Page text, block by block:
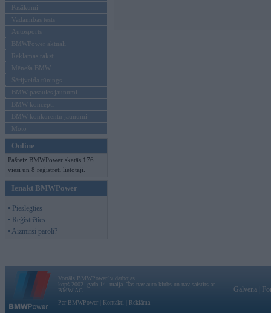
Pasākumi
Vadāmības tests
Autosports
BMWPower aktuāli
Reklāmas raksti
Mēneša BMW
Sērijveida tūnings
BMW pasaules jaunumi
BMW koncepti
BMW konkurentu jaunumi
Moto
Online
Pašreiz BMWPower skatās 176
viesi un 8 reģistrēti lietotāji.
Ienākt BMWPower
• Pieslēgties
• Reģistrēties
• Aizmirsi paroli?
Vortāls BMWPower.lv darbojas
kopš 2002. gada 14. maija. Tas nav auto klubs un nav saistīts ar
BMW AG.
Par BMWPower
Kontakti Reklāma
Galvena